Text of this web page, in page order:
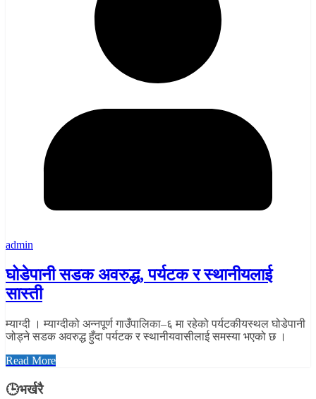
admin
घोडेपानी सडक अवरुद्ध, पर्यटक र स्थानीयलाई
सास्ती
म्याग्दी । म्याग्दीको अन्नपूर्ण गाउँपालिका–६ मा रहेको पर्यटकीयस्थल घोडेपानी
जोड्ने सडक अवरुद्ध हुँदा पर्यटक र स्थानीयवासीलाई समस्या भएको छ ।
Read More
🕒भर्खरै